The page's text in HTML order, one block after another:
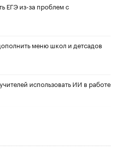
ЕГЭ из-за проблем с
меню школ и детсадов
использовать ИИ в работе